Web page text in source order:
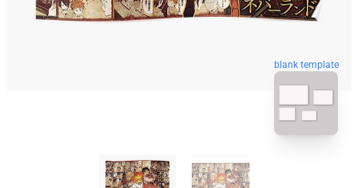
blank template